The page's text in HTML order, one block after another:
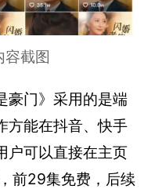
容截图
豪门》采用的是端
方能在抖音、快手
户可以直接在主页
前29集免费，后续